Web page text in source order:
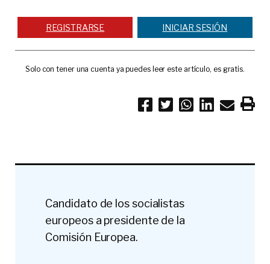
REGISTRARSE INICIAR SESIÓN
Solo con tener una cuenta ya puedes leer este artículo, es gratis.
Candidato de los socialistas
europeos a presidente de la
Comisión Europea.